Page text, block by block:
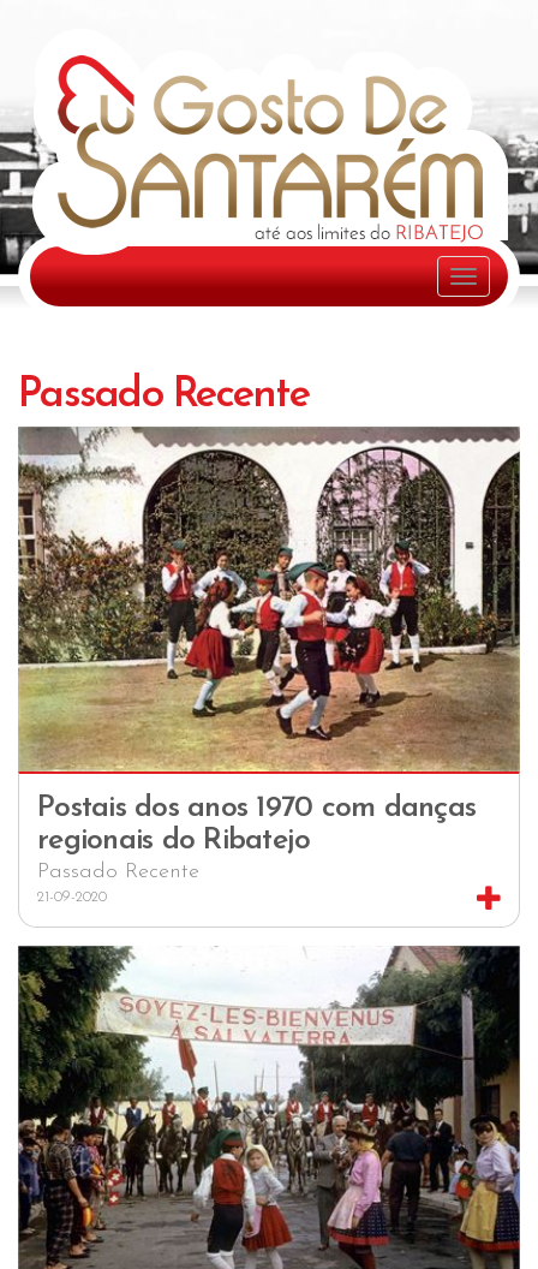
Passado Recente
Postais dos anos 1970 com danças
regionais do Ribatejo
Passado Recente
21-09-2020